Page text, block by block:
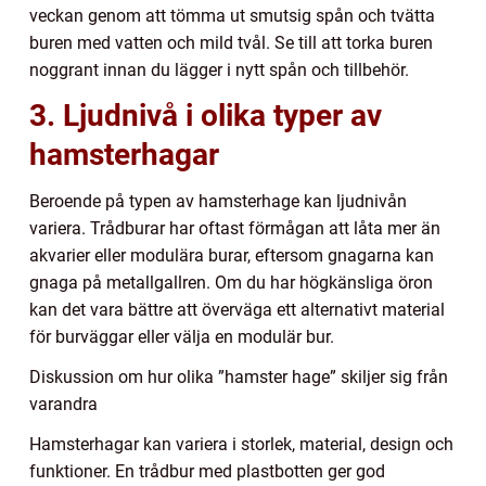
veckan genom att tömma ut smutsig spån och tvätta
buren med vatten och mild tvål. Se till att torka buren
noggrant innan du lägger i nytt spån och tillbehör.
3. Ljudnivå i olika typer av
hamsterhagar
Beroende på typen av hamsterhage kan ljudnivån
variera. Trådburar har oftast förmågan att låta mer än
akvarier eller modulära burar, eftersom gnagarna kan
gnaga på metallgallren. Om du har högkänsliga öron
kan det vara bättre att överväga ett alternativt material
för burväggar eller välja en modulär bur.
Diskussion om hur olika ”hamster hage” skiljer sig från
varandra
Hamsterhagar kan variera i storlek, material, design och
funktioner. En trådbur med plastbotten ger god